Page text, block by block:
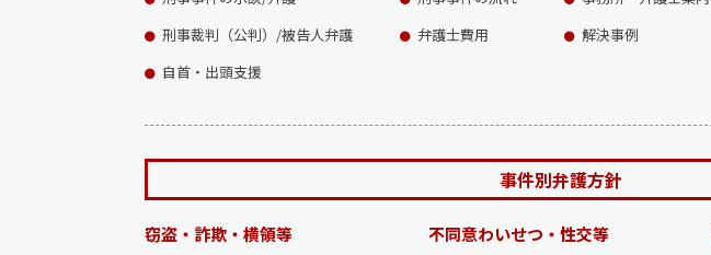
刑事裁判（公判）/被告人弁護
自首・出頭支援
弁護士費用
解決事例
事件別弁護方針
窃盗・詐欺・横領等 不同意わいせつ・性交等